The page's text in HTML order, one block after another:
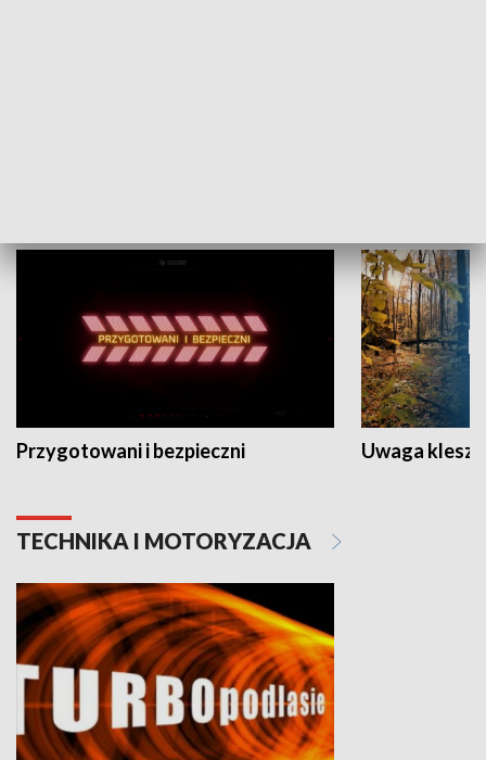
Przygotowani i bezpieczni Uwaga
TECHNIKA I MOTORYZACJA